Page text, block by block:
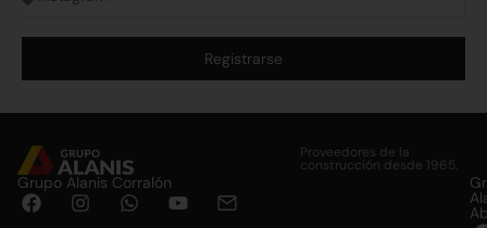
Registrarse
Proveedores de la
construcción desde 1965.
Grupo Alanis Corralón